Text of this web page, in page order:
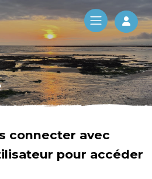
Log
connecter avec
pour accéder